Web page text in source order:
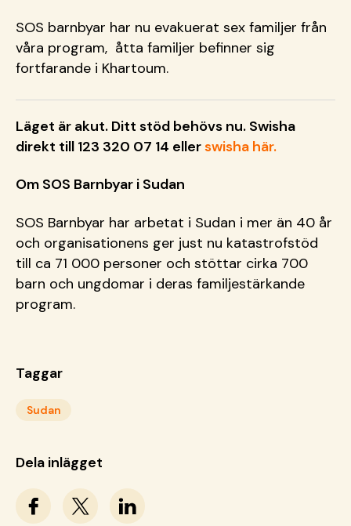
SOS barnbyar har nu evakuerat sex familjer från
våra program, åtta familjer befinner sig
fortfarande i Khartoum.
Läget är akut. Ditt stöd behövs nu. Swisha
direkt till 123 320 07 14 ellerswisha här.
Om SOS Barnbyar i Sudan
SOS Barnbyar har arbetat i Sudan i mer än 40 år
och organisationens ger just nu katastrofstöd
till ca 71 000 personer och stöttar cirka 700
barn och ungdomar i deras familjestärkande
program.
Taggar
Sudan
Dela inlägget